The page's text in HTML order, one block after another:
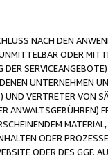
NACH DEN
ODER
UNTERNEHMEN
UND VERTRETER VON
ODER
ODER DES GGF.